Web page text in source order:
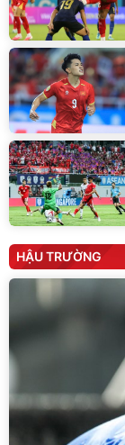
HẬU TRƯỜNG